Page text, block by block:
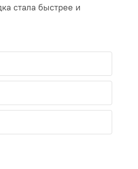
стала быстрее и